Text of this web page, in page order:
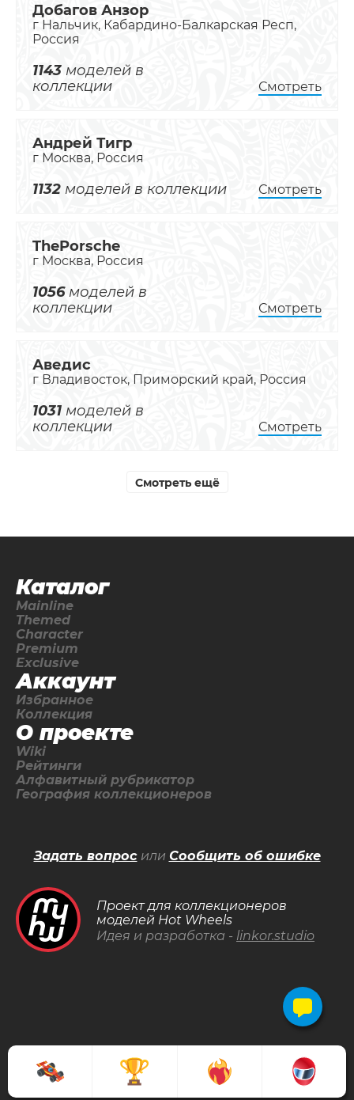
Добагов Анзор
г Нальчик, Кабардино-Балкарская Респ,
Россия
1143 моделей в
коллекции
Смотреть
Андрей Тигр
г Москва, Россия
1132 моделей в коллекции Смотреть
ThePorsche
г Москва, Россия
1056моделей в
коллекции
Смотреть
Аведис
г Владивосток, Приморский край, Россия
1031 моделей в
коллекции
Смотреть
Смотреть ещё
Каталог
Mainline
Themed
Character
Premium
Exclusive
Аккаунт
Избранное
Коллекция
О проекте
Wiki
Рейтинги
Алфавитный рубрикатор
География коллекционеров
Проект для коллекционеров
моделей Hot Wheels
Идея и разработка - linkor.studio
Задать вопросили Сообщить об ошибке